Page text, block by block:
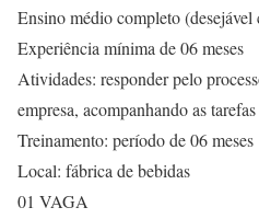
Ensino médio completo (desejável
Experiência mínima de 06 meses
Atividades: responder pelo
empresa, acompanhando as
Treinamento: período de 06 meses
Local: fábrica de bebidas
01 VAGA